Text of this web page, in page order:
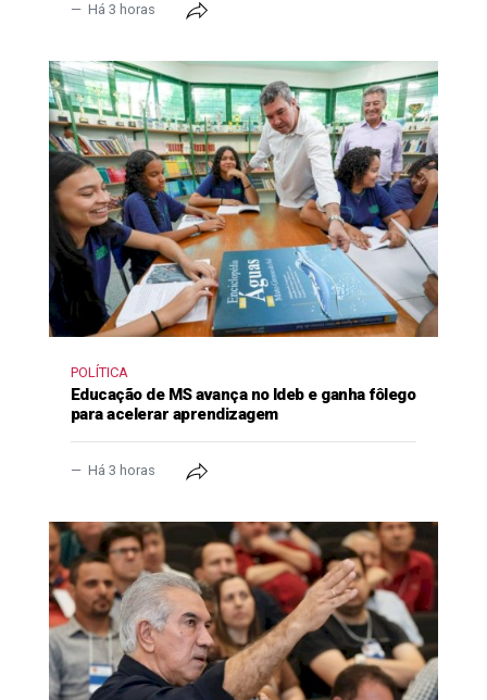
Há 3 horas
POLÍTICA
Educação de MS avança no Ideb e ganha fôlego
para acelerar aprendizagem
Há 3 horas